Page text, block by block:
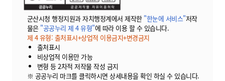
군산시청 행정지원과 자치행정계에서 제작한 "한눈에 서비스"저작
물은 "공공누리 제 4 유형"에 따라 이용 할 수 있습니다.
제 4 유형: 출처표시+상업적 이용금지+변경금지
출처표시
비상업적 이용만 가능
변형 등 2차적 저작물 작성 금지
※ 공공누리 마크를 클릭하시면 상세내용을 확인 하실 수 있습니다.